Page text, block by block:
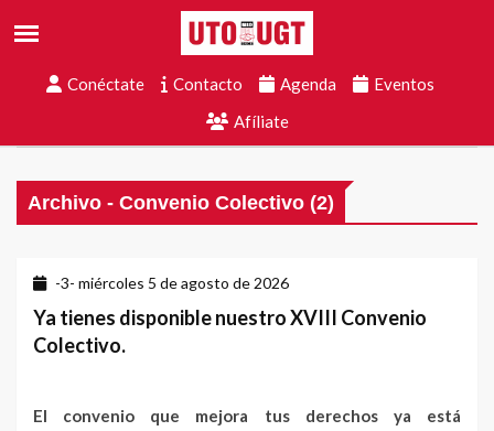
Conéctate Contacto Agenda
Eventos
Afíliate
Archivo - Convenio Colectivo (2)
-3- miércoles 5 de agosto de 2026
Ya tienes disponible nuestro XVIII Convenio
Colectivo.
El convenio que mejora tus derechos ya está